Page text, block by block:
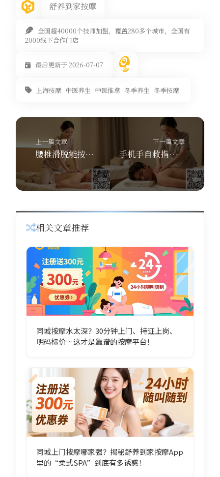
舒养到家按摩
全国超40000个技师加盟，覆盖280多个城市，全国有
2000线下合作门店
最后更新于 2026-07-07
上海按摩 中医养生 中医推拿 冬季养生 冬季按摩
上一篇文章
腰椎滑脱能按摩吗？舒养到家按摩教你3个轻柔手法避开禁忌
下一篇文章
手机手自救指南：鱼际穴按揉+舒养到家按摩，最快30分钟上门
相关文章推荐
同城按摩水太深？30分钟上门、持证上岗、
明码标价…这才是靠谱的按摩平台！
同城上门按摩哪家强？揭秘舒养到家按摩App
里的“柔式SPA”到底有多诱惑！